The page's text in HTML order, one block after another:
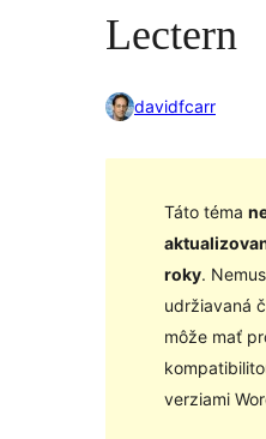
Lectern
davidfcarr
Táto téma
roky.
udržiavaná
môže mať
verziami